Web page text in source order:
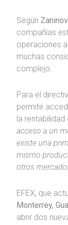
Según
compañías
operaciones
muchas
complejo.
Para el
permite
la
acceso a un
existe una
mismo
otros
EFEX, que
Monterrey,
abrir dos